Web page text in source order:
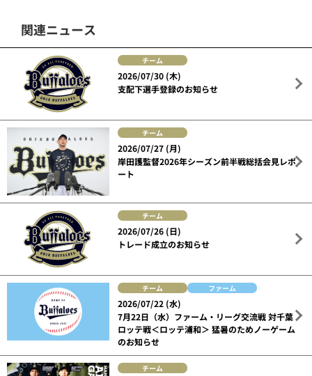
関連ニュース
チーム
2026/07/30 (木)
支配下選手登録のお知らせ
チーム
2026/07/27 (月)
岸田護監督2026年シーズン前半戦総括会見レポ
ート
チーム
2026/07/26 (日)
トレード成立のお知らせ
チーム ファーム
2026/07/22 (水)
7月22日（水）ファーム・リーグ交流戦 対千葉
ロッテ戦＜ロッテ浦和＞ 猛暑のためノーゲーム
のお知らせ
チーム